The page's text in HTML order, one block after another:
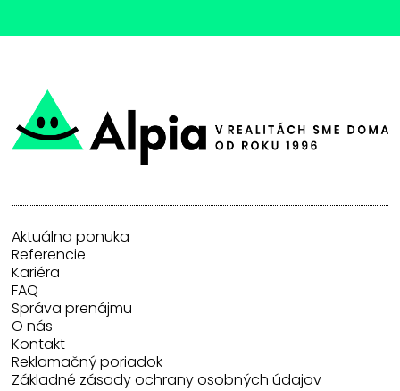
Aktuálna ponuka
Referencie
Kariéra
FAQ
Správa prenájmu
O nás
Kontakt
Reklamačný poriadok
Základné zásady ochrany osobných údajov